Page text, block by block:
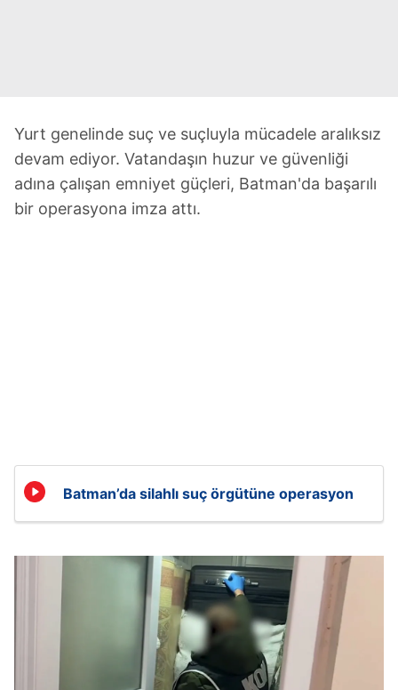
Yurt genelinde suç ve suçluyla mücadele aralıksız
devam ediyor. Vatandaşın huzur ve güvenliği
adına çalışan emniyet güçleri, Batman'da başarılı
bir operasyona imza attı.
Batman’da silahlı suç örgütüne operasyon